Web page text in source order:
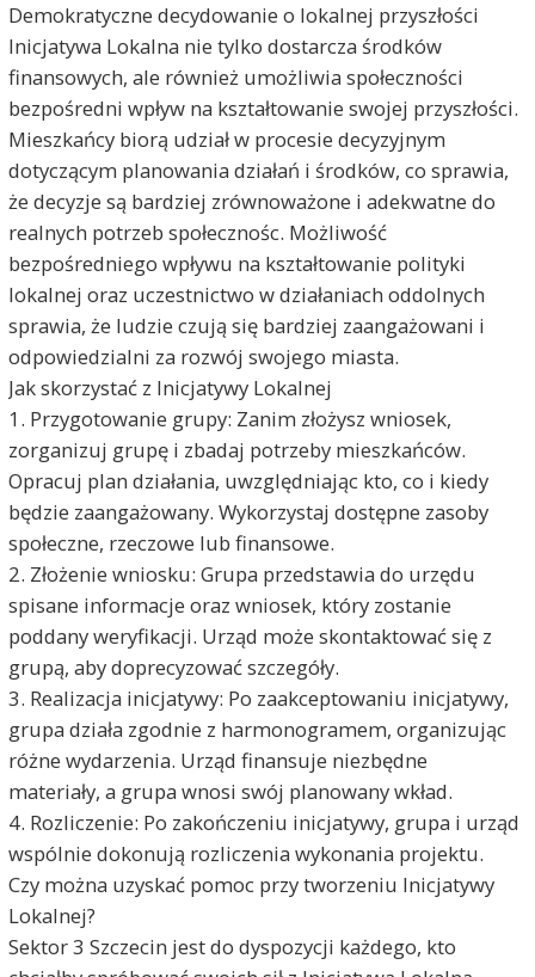
Demokratyczne decydowanie o lokalnej przyszłości
Inicjatywa Lokalna nie tylko dostarcza środków
finansowych, ale również umożliwia społeczności
bezpośredni wpływ na kształtowanie swojej przyszłości.
Mieszkańcy biorą udział w procesie decyzyjnym
dotyczącym planowania działań i środków, co sprawia,
że decyzje są bardziej zrównoważone i adekwatne do
realnych potrzeb społecznośc. Możliwość
bezpośredniego wpływu na kształtowanie polityki
lokalnej oraz uczestnictwo w działaniach oddolnych
sprawia, że ludzie czują się bardziej zaangażowani i
odpowiedzialni za rozwój swojego miasta.
Jak skorzystać z Inicjatywy Lokalnej
1. Przygotowanie grupy: Zanim złożysz wniosek,
zorganizuj grupę i zbadaj potrzeby mieszkańców.
Opracuj plan działania, uwzględniając kto, co i kiedy
będzie zaangażowany. Wykorzystaj dostępne zasoby
społeczne, rzeczowe lub finansowe.
2. Złożenie wniosku: Grupa przedstawia do urzędu
spisane informacje oraz wniosek, który zostanie
poddany weryfikacji. Urząd może skontaktować się z
grupą, aby doprecyzować szczegóły.
3. Realizacja inicjatywy: Po zaakceptowaniu inicjatywy,
grupa działa zgodnie z harmonogramem, organizując
różne wydarzenia. Urząd finansuje niezbędne
materiały, a grupa wnosi swój planowany wkład.
4. Rozliczenie: Po zakończeniu inicjatywy, grupa i urząd
wspólnie dokonują rozliczenia wykonania projektu.
Czy można uzyskać pomoc przy tworzeniu Inicjatywy
Lokalnej?
Sektor 3 Szczecin jest do dyspozycji każdego, kto